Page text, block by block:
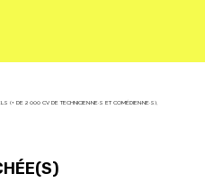
(+ DE 2 000 CV DE TECHNICIEN·NE·S ET COMÉDIEN·NE·S),